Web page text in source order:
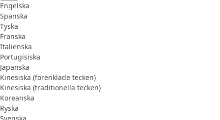
Engelska
Spanska
Tyska
Franska
Italienska
Portugisiska
Japanska
Kinesiska (förenklade tecken)
Kinesiska (traditionella tecken)
Koreanska
Ryska